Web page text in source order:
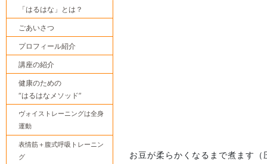
お豆が柔らかくなるまで煮ます
「はるはな」とは？
ごあいさつ
プロフィール紹介
講座の紹介
健康のための
“はるはなメソッド”
ヴォイストレーニングは全身
運動
表情筋＋腹式呼吸トレーニン
グ